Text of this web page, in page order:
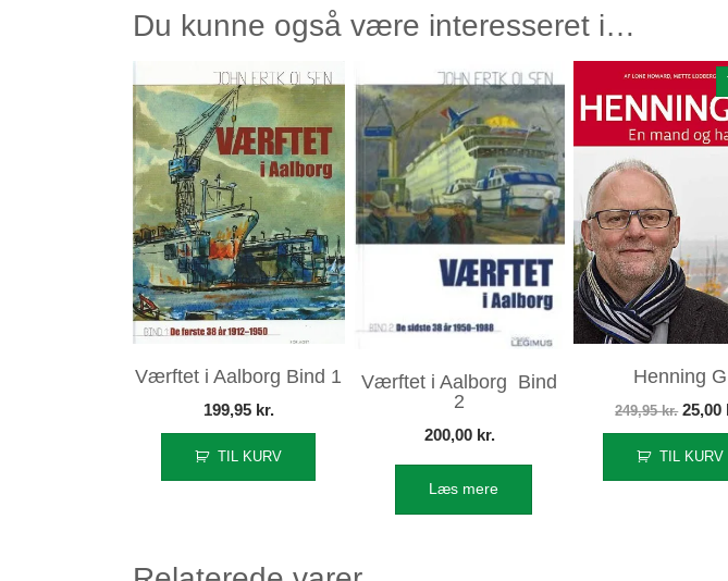
Du kunne også være interesseret i…
Værftet i Aalborg Bind 1
199,95 kr.
TIL KURV
Værftet i Aalborg Bind
2
200,00 kr.
Læs mere
Henning G
249,95kr. Den
pris
25,00
TIL KURV